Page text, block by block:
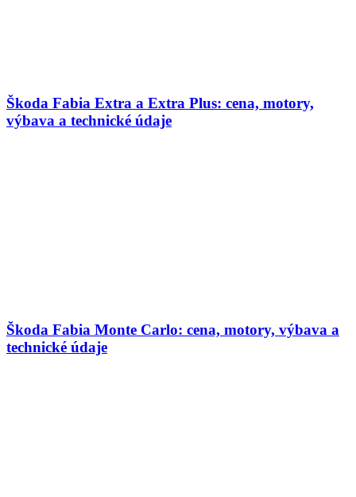
Škoda Fabia Extra a Extra Plus: cena, motory,
výbava a technické údaje
Škoda Fabia Monte Carlo: cena, motory, výbava a
technické údaje